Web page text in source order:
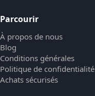
Parcourir
À propos de nous
Blog
Conditions générales
Politique de confidentialité
Achats sécurisés